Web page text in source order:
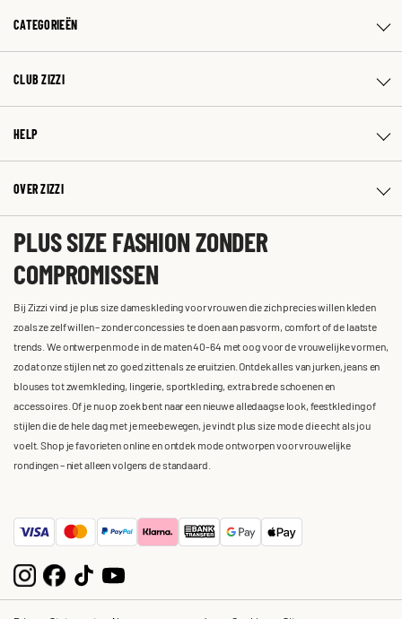
CATEGORIEËN
CLUB ZIZZI
HELP
OVER ZIZZI
PLUS SIZE FASHION ZONDER
COMPROMISSEN
Bij Zizzi vind je plus size dameskleding voor vrouwen die zich precies willen kleden
zoals ze zelf willen – zonder concessies te doen aan pasvorm, comfort of de laatste
trends. We ontwerpen mode in de maten 40-64 met oog voor de vrouwelijke vormen,
zodat onze stijlen net zo goed zitten als ze eruitzien. Ontdek alles van jurken, jeans en
blouses tot zwemkleding, lingerie, sportkleding, extra brede schoenen en
accessoires. Of je nu op zoek bent naar een nieuwe alledaagse look, feestkleding of
stijlen die de hele dag met je meebewegen, je vindt plus size mode die echt als jou
voelt. Shop je favorieten online en ontdek mode ontworpen voor vrouwelijke
rondingen – niet alleen volgens de standaard.